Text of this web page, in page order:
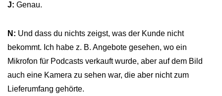
J: Genau.
N: Und dass du nichts zeigst, was der Kunde nicht
bekommt. Ich habe z. B. Angebote gesehen, wo ein
Mikrofon für Podcasts verkauft wurde, aber auf dem Bild
auch eine Kamera zu sehen war, die aber nicht zum
Lieferumfang gehörte.